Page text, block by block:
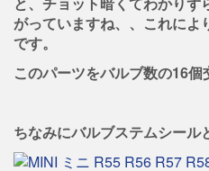
がっていますね、、これに
です。
このパーツをバルブ数の16
ちなみにバルブステムシール